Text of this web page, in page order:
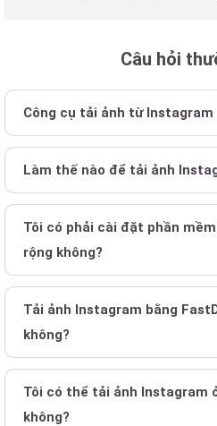
Câu hỏi
Công cụ tải ảnh từ Instagram
Làm thế nào để tải ảnh
Tôi có phải cài đặt phần
rộng không?
Tải ảnh Instagram bằng
không?
Tôi có thể tải ảnh Instagram
không?